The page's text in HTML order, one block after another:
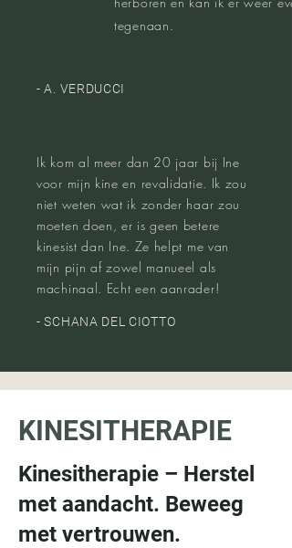
tegenaan.
- A. VERDUCCI
Ik kom al meer dan 20 jaar bij Ine
voor mijn kine en revalidatie. Ik zou
niet weten wat ik zonder haar zou
moeten doen, er is geen betere
kinesist dan Ine. Ze helpt me van
mijn pijn af zowel manueel als
machinaal. Echt een aanrader!
- SCHANA DEL CIOTTO
KINESITHERAPIE
Kinesitherapie – Herstel
met aandacht. Beweeg
met vertrouwen.